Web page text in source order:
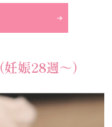
（妊娠28週～）